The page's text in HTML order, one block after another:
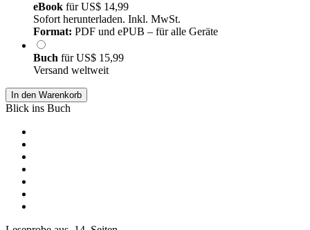
eBook fürUS$ 14,99
Sofort herunterladen. Inkl. MwSt.
Format: PDF und ePUB – für alle Geräte
Buch fürUS$ 15,99
Versand weltweit
In den Warenkorb
Blick ins Buch